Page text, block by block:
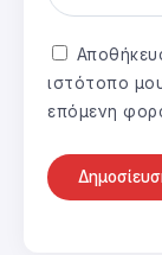
ιστότοπο
επόμενη